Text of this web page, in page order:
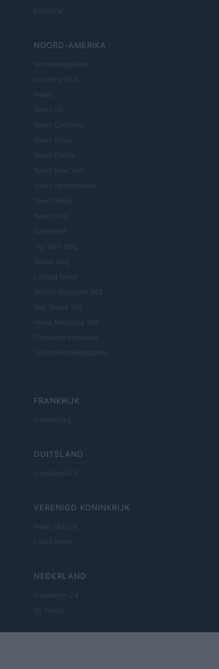
Encocina
NOORD-AMERIKA
Womanmagazine
Investing Plus
Newz
Newz US
Newz California
Newz Texas
Newz Florida
Newz New York
Newz Pennsylvania
Newz Illinois
Newz Ohio
Gameland
Hig Tech Mag
Scoop Mag
Lgbtqia News
Motors Magazine 365
Day Travel 365
Home Magazine 365
Cineverse Magazine
SecondHomeMagazine
FRANKRIJK
InvestirMag
DUITSLAND
Investieren24
VERENIGD KONINKRIJK
News Hub UK
Lgbtq News
NEDERLAND
Investeren 24
NL Newz